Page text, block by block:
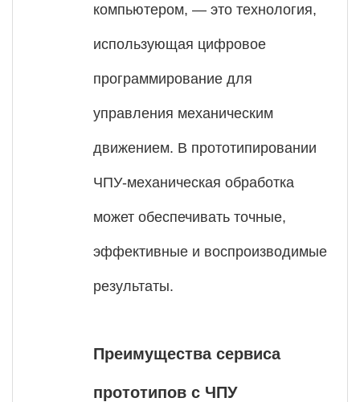
компьютером, — это технология,
использующая цифровое
программирование для
управления механическим
движением. В прототипировании
ЧПУ-механическая обработка
может обеспечивать точные,
эффективные и воспроизводимые
результаты.
Преимущества сервиса
прототипов с ЧПУ